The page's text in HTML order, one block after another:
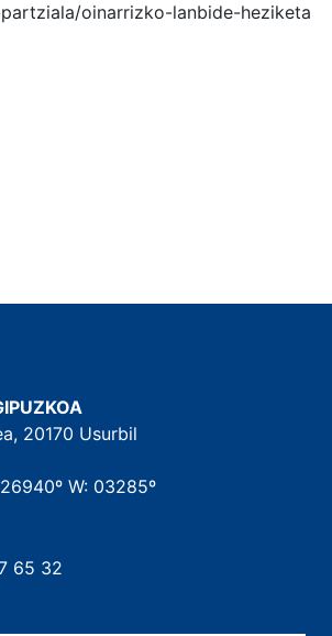
oinarrizko-lanbide-heziketa
20170 Usurbil
W: 03285º
65 32